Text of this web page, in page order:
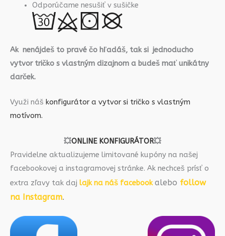
Odporúčame nesušiť v sušičke
Ak nenájdeš to pravé čo hľadáš, tak si jednoducho
vytvor tričko s vlastným dizajnom a budeš mať unikátny
darček.
Využi náš konfigurátor a vytvor si tričko s vlastným
motívom.
💥ONLINE KONFIGURÁTOR💥
Pravidelne aktualizujeme limitované kupóny na našej
facebookovej a instagramovej stránke. Ak nechceš prísť o
extra zľavy tak daj lajk na náš facebookalebo follow
na Instagram.